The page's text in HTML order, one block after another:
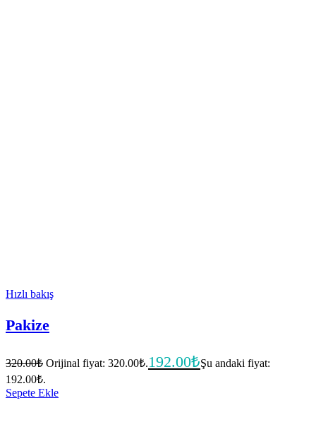
Hızlı bakış
Pakize
320.00₺ Orijinal fiyat: 320.00₺.192.00₺Şu andaki fiyat:
192.00₺.
Sepete Ekle